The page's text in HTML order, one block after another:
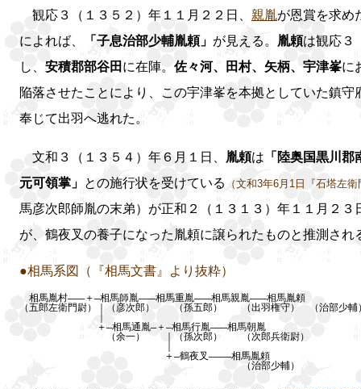
観応３（１３５２）年１１月２２日、 親胤が恩賞を求め
によれば、
「子息治部少輔胤頼」 が見える。 胤頼は観応３
し、 安積郡部谷田 に在陣。 佐々河、田村、矢柄、宇津峯に
陥落させたことにより、この宇津峯を本拠としていた鎮守
奉じて出羽へ逃れた。
文和３（１３５４）年６月１日、 胤頼は 「陸奥国黒川郡
元可領掌」 との施行状を受けている （文和3年6月1日『石塔左
馬彦次郎師胤の末弟）が正和２（１３１３）年１１月２３
が、鶴夜叉の養子になった胤頼に譲られたものと推測され
●相馬系図（『相馬文書』より抜粋）
相馬胤村―――＋―相馬師胤―――相馬重胤―――相馬親胤―――相馬胤頼
（五郎左衛門尉）｜（彦次郎） （孫五郎） （出羽権守） （治部少輔
＋―相馬通胤―＋―相馬行胤―――相馬朝胤
（余一） ｜（孫次郎） （次郎兵衛尉）
＋―鶴夜叉――――相馬胤頼
（治部少輔）